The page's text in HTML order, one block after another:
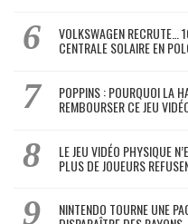
VOLKSWAGEN RECRUTE…
CENTRALE SOLAIRE EN
POPPINS : POURQUOI LA
REMBOURSER CE JEU
LE JEU VIDÉO PHYSIQUE
PLUS DE JOUEURS
NINTENDO TOURNE UNE